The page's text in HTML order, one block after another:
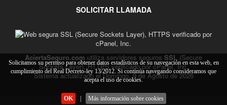
SOLICITAR LLAMADA
AciertaSeguro.com utiliza servidores seguros SSL (Secure
Sockets Layer), HTTPS verificado por cPanel, Inc.
Sistema actualizado el Domingo, 9 de Agosto de 2026
Solicitamos su permiso para obtener datos estadísticos de su navegación en esta web, en
cumplimiento del Real Decreto-ley 13/2012. Si continúa navegando consideramos que
acepta el uso de cookies.
OK | Más información sobre cookies